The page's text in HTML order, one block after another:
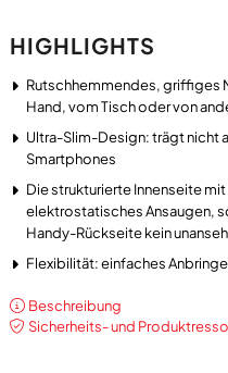
HIGHLIGHTS
Rutschhemmendes, griffiges
Hand, vom Tisch oder von
Ultra-Slim-Design: trägt nicht
Smartphones
Die strukturierte Innenseite
elektrostatisches Ansaugen,
Handy-Rückseite kein
Flexibilität: einfaches
Beschreibung
Sicherheits- und